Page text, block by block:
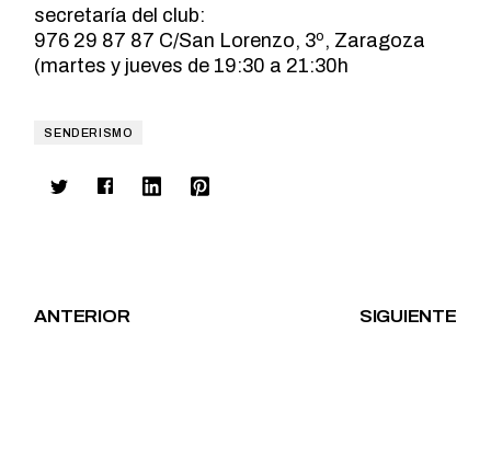
secretaría del club:
976 29 87 87 C/San Lorenzo, 3º, Zaragoza
(martes y jueves de 19:30 a 21:30h
SENDERISMO
ANTERIOR SIGUIENTE